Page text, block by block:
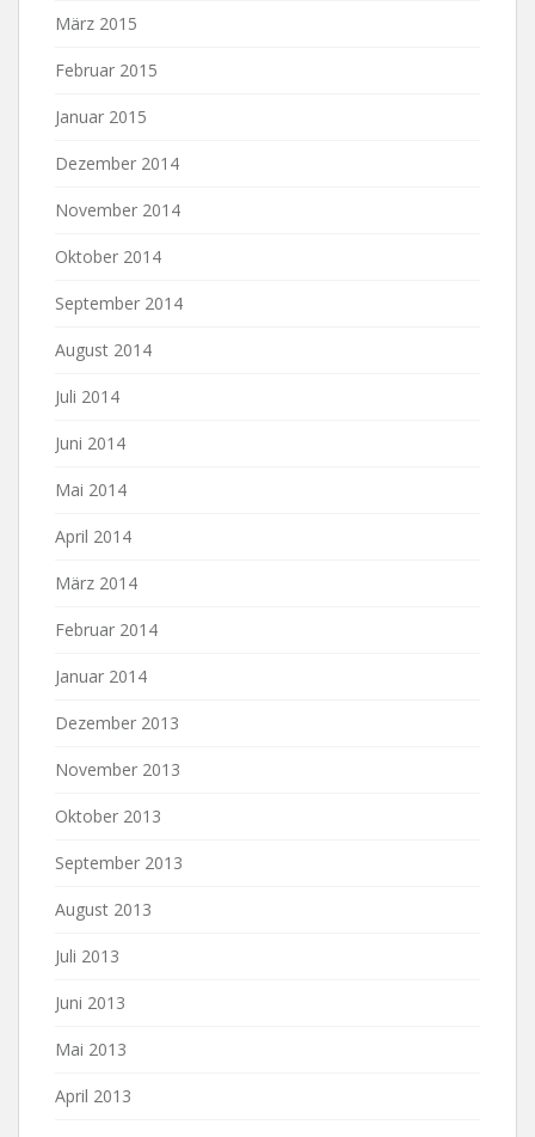
März 2015
Februar 2015
Januar 2015
Dezember 2014
November 2014
Oktober 2014
September 2014
August 2014
Juli 2014
Juni 2014
Mai 2014
April 2014
März 2014
Februar 2014
Januar 2014
Dezember 2013
November 2013
Oktober 2013
September 2013
August 2013
Juli 2013
Juni 2013
Mai 2013
April 2013